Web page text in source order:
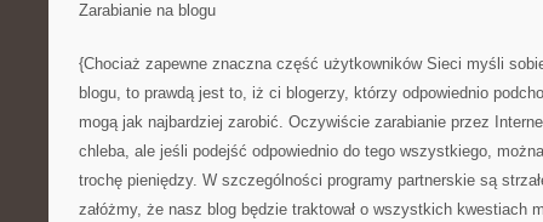
Zarabianie na blogu
{Chociaż zapewne znaczna część użytkowników Sieci myśli
blogu, to prawdą jest to, iż ci blogerzy, którzy odpowiednio
mogą jak najbardziej zarobić. Oczywiście zarabianie przez
chleba, ale jeśli podejść odpowiednio do tego wszystkiego,
trochę pieniędzy. W szczególności programy partnerskie są
załóżmy, że nasz blog będzie traktował o wszystkich kwestiach